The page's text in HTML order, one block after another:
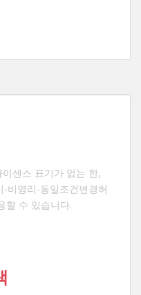
센스 표기가 없는 한,
비영리-동일조건변경허
할 수 있습니다.